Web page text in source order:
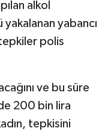
alkol
yabancı
polis
ve bu süre
200 bin lira
tepkisini